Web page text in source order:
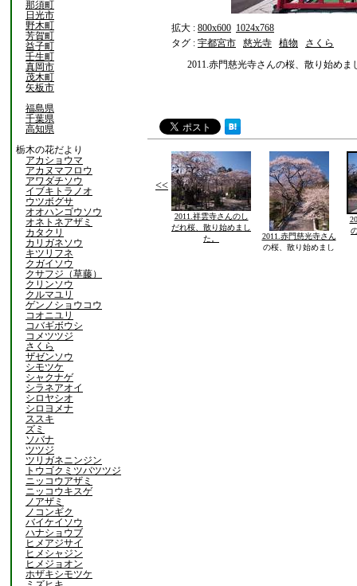
那須町
日光市
野木町
芳賀町
益子町
壬生町
真岡市
茂木町
矢板市
福島県
千葉県
高知県
栃木の花だより
アカショウマ
アカヌマフロウ
アワダチソウ
イブキトラノオ
ウツボグサ
オオハンゴウソウ
オネトネアザミ
カタクリ
カリガネソウ
キツリフネ
クガイソウ
クサフジ（草藤）
クリンソウ
クルマユリ
ゲンノショウコウ
コオニユリ
コバギボウシ
コメツツジ
さくら
ザゼンソウ
シモツケ
シャクナゲ
シラネアオイ
シロヤシオ
シロヨメナ
ススキ
ズミ
ソバナ
ツツジ
ツリガネニンジン
トウゴクミツバツツジ
ニッコウアザミ
ニッコウキスゲ
ノアザミ
ノコンギク
バイケイソウ
ハナショウブ
ヒメアジサイ
ヒメシャジン
ヒメジョオン
ホザキシモツケ
拡大 : 800x600 1024x768
タグ : 宇都宮市 慈光寺 植物
さくら
2011.赤門慈光寺さんの桜、散り始めま
<<
2011.祥雲寺さんのし
だれ桜、散り始めまし
た。
2011.赤門慈光寺さん
の桜、散り始めまし